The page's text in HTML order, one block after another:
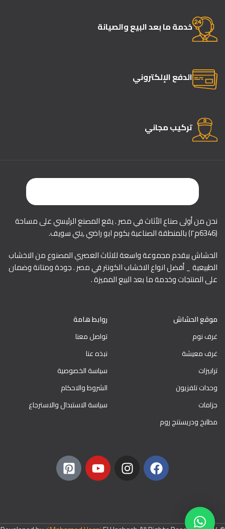
خدمة ما بعد البيع والصيانة
الدفع الإلكتروني
تركيب مجاني
نحن من أولى صناع الأثاث في مصر . يقع المصنع الرئيسي على مساحة
(6346م٢) بالمنطقة الصناعية بكوم ابو راضي ,بني سويف.
الحشاش بيقدم مجموعة واسعة للاثاث العصري المصنوع من الاخشاب
الطبيعية _ أفضل انواع الاخشاب الكونتر في مصر . جودة ومتانة وضمان
على المنتجات وخدمة ما بعد البيع المميزة .
موقع الحشاش
غرف نوم
غرف معيشة
ترابيزات
وحدات تلفزيون
جزامات
مطابخ ودريستنج روم
روابط هامة
تواصل معنا
نبذه عنا
سياسة الخصوصية
الشروط والاحكام
سياسة الاستبدال والاسترجاع